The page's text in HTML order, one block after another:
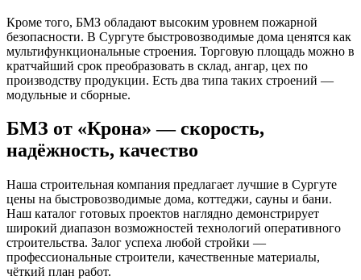
Кроме того, БМЗ обладают высоким уровнем пожарной
безопасности. В Сургуте быстровозводимые дома ценятся как
мультифункциональные строения. Торговую площадь можно в
кратчайший срок преобразовать в склад, ангар, цех по
производству продукции. Есть два типа таких строений —
модульные и сборные.
БМЗ от «Крона» — скорость,
надёжность, качество
Наша строительная компания предлагает лучшие в Сургуте
цены на быстровозводимые дома, коттеджи, сауны и бани.
Наш каталог готовых проектов наглядно демонстрирует
широкий диапазон возможностей технологий оперативного
строительства. Залог успеха любой стройки —
профессиональные строители, качественные материалы,
чёткий план работ.